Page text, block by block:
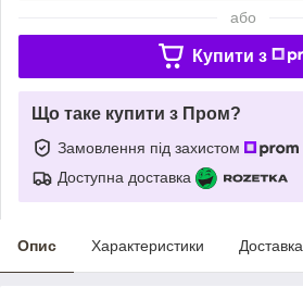
або
Купити з
Що таке купити з Пром?
Замовлення під захистом
Доступна доставка
Опис Характеристики Доставка